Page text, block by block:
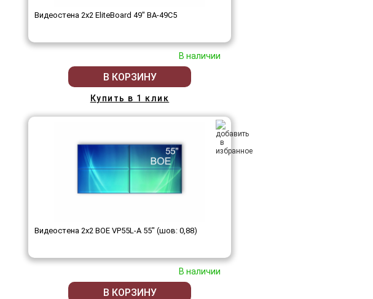
Видеостена 2x2 EliteBoard 49" BA-49C5
В наличии
В КОРЗИНУ
Купить в 1 клик
Видеостена 2x2 BOE VP55L-A 55" (шов: 0,88)
В наличии
В КОРЗИНУ